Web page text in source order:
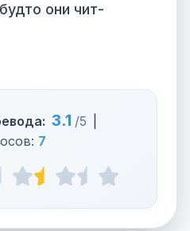
они чит-
3.1 /5
7